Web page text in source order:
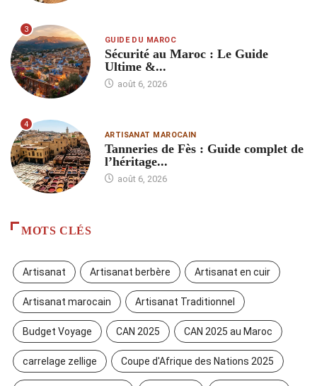
3
GUIDE DU MAROC
Sécurité au Maroc : Le Guide
Ultime &...
août 6, 2026
4
ARTISANAT MAROCAIN
Tanneries de Fès : Guide complet de
l’héritage...
août 6, 2026
MOTS CLÉS
Artisanat Artisanat berbère Artisanat en cuir
Artisanat marocain Artisanat Traditionnel
Budget Voyage CAN 2025 CAN 2025 au Maroc
carrelage zellige Coupe d'Afrique des Nations 2025